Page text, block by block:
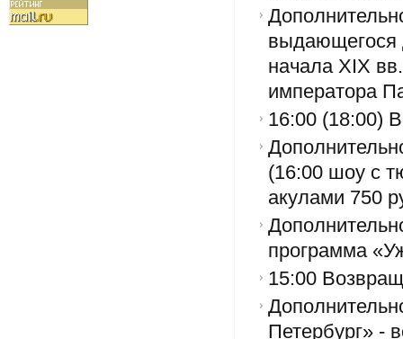
выдающегося
начала XIX
императора
16:00 (18:00)
(16:00 шоу с
акулами 750
программа
15:00
Петербург» -